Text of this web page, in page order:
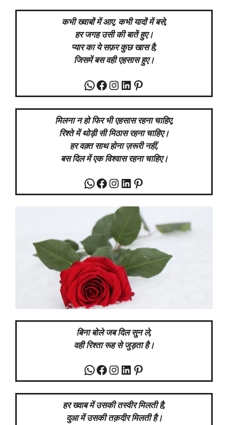
कभी ख्वाबों में आए, कभी यादों में बसे,
हर जगह उसी की बातें हुए।
प्यार का ये सफ़र कुछ खास है,
जिसमें बस वही एहसास हुए।
WhatsApp
Facebook
Instagram
LinkedIn
Pinterest
मिलना न हो फिर भी एहसास रहना चाहिए,
रिश्ते में थोड़ी सी मिठास रहना चाहिए।
हर वक़्त साथ होना ज़रूरी नहीं,
बस दिल में एक विश्वास रहना चाहिए।
WhatsApp
Facebook
Instagram
LinkedIn
Pinterest
बिना बोले जब दिल सुन ले,
वही रिश्ता रूह से जुड़ता है।
WhatsApp
Facebook
Instagram
LinkedIn
Pinterest
हर ख्वाब में उसकी तस्वीर मिलती है,
दुआ में उसकी तक़दीर मिलती है।